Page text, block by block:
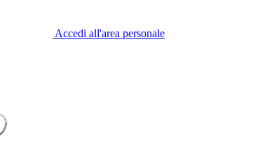
Accedi all'area personale